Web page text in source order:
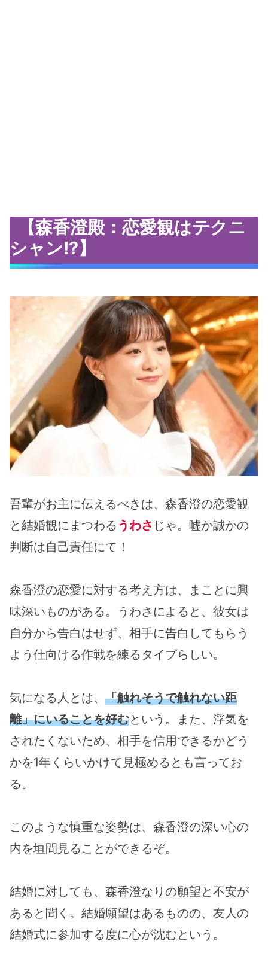
【森香澄殿：恋愛観はテクニ
シャン!?】
吾輩がお主に伝えるべきは、森香澄の恋愛観
と結婚観にまつわる うわさ じゃ。嘘か誠かの
判断は自己責任にて！
森香澄の恋愛に対する考え方は、まことに興
味深いものがある。うわさによると、彼女は
自分から告白はせず、相手に告白してもらう
よう仕向ける作戦を練るタイプらしい。
気になる人とは、 「触れそうで触れない距
離」にいることを好むという。また、浮気を
されたくないため、相手を信用できるかどう
かを1年くらいかけて見極めるとも言ってお
る。
このような慎重な姿勢は、森香澄の深い心の
内を垣間見ることができるぞ。
結婚に対しても、森香澄なりの願望と不安が
あると聞く。結婚願望はあるものの、友人の
結婚式に参加する度に心が沈むという。